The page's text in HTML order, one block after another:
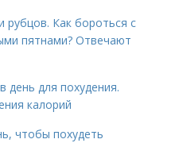
рубцов. Как бороться с
пятнами? Отвечают
день для похудения.
калорий
чтобы похудеть